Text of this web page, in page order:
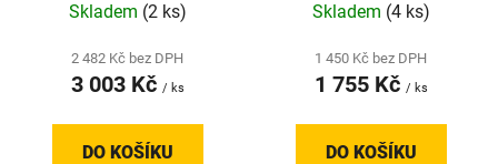
Skladem (2 ks)
2 482 Kč bez DPH
3 003 Kč / ks
DO KOŠÍKU
Skladem (4 ks)
1 450 Kč bez DPH
1 755 Kč / ks
DO KOŠÍKU